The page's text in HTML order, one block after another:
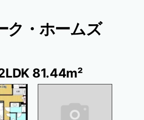
ク・ホームズ
81.44m²